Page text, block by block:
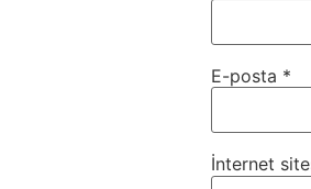
E-posta *
İnternet